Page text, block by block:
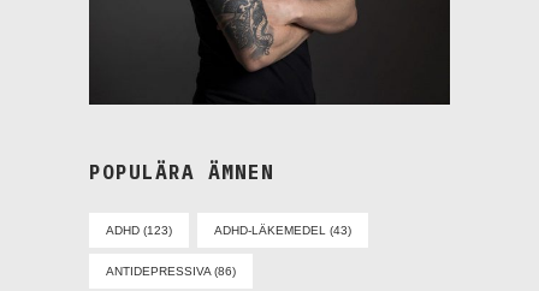
POPULÄRA ÄMNEN
ADHD (123) ADHD-LÄKEMEDEL (43)
ANTIDEPRESSIVA (86)